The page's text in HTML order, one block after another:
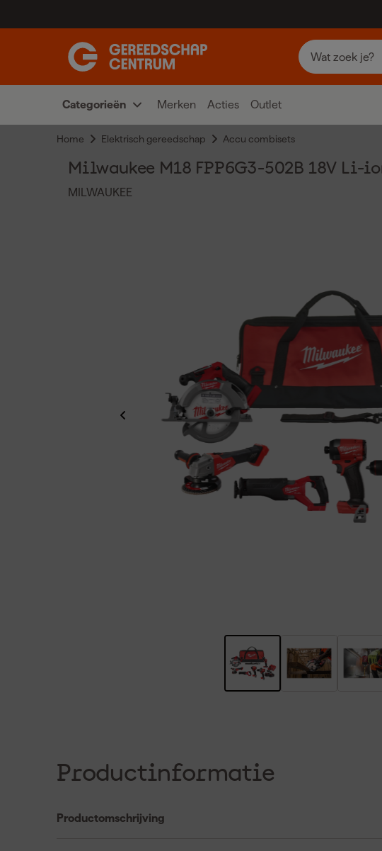
Categorieën Merken Acties Outlet
Home Elektrisch gereedschap Accu combisets
Milwaukee M18 FPP6G3-502B 18V
MILWAUKEE
Productinformatie
Productomschrijving